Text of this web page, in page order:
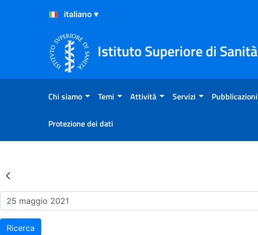
Salta al Contenuto
Salta al Footer
Istituto Superiore di Sanità
Chi siamo Temi Attività Servizi Pubblicazioni
Protezione dei dati
Risultati della Ricerca - Eventi
Ricerca